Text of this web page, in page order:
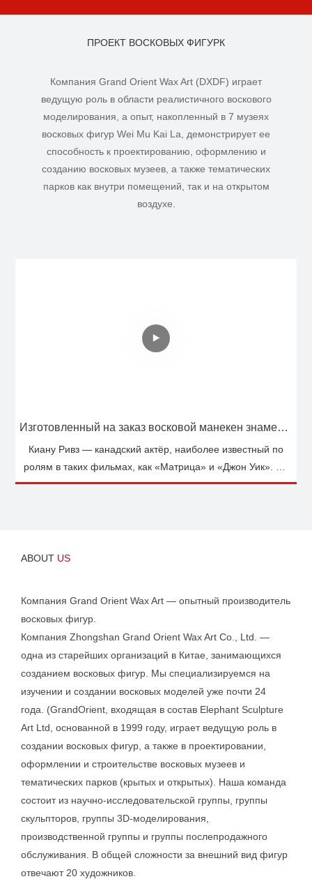
ПРОЕКТ ВОСКОВЫХ ФИГУРК
Компания Grand Orient Wax Art (DXDF) играет
ведущую роль в области реалистичного воскового
моделирования, а опыт, накопленный в 7 музеях
восковых фигур Wei Mu Kai La, демонстрирует ее
способность к проектированию, оформлению и
созданию восковых музеев, а также тематических
парков как внутри помещений, так и на открытом
воздухе.
Изготовленный на заказ восковой манекен знаменитой голливудской звезды Киану Ривза | DXDF, Grand Orient Wax Figure
Киану Ривз — канадский актёр, наиболее известный по
ролям в таких фильмах, как «Матрица» и «Джон Уик». Он
завоевал множество поклонников благодаря своему
благотворительностью и добротой по отношению к другим.
ABOUT US
Компания Grand Orient Wax Art — опытный производитель
восковых фигур.
Компания Zhongshan Grand Orient Wax Art Co., Ltd. —
одна из старейших организаций в Китае, занимающихся
созданием восковых фигур. Мы специализируемся на
изучении и создании восковых моделей уже почти 24
года. (GrandOrient, входящая в состав Elephant Sculpture
Art Ltd, основанной в 1999 году, играет ведущую роль в
создании восковых фигур, а также в проектировании,
оформлении и строительстве восковых музеев и
тематических парков (крытых и открытых). Наша команда
состоит из научно-исследовательской группы, группы
скульпторов, группы 3D-моделирования,
производственной группы и группы послепродажного
обслуживания. В общей сложности за внешний вид фигур
отвечают 20 художников.